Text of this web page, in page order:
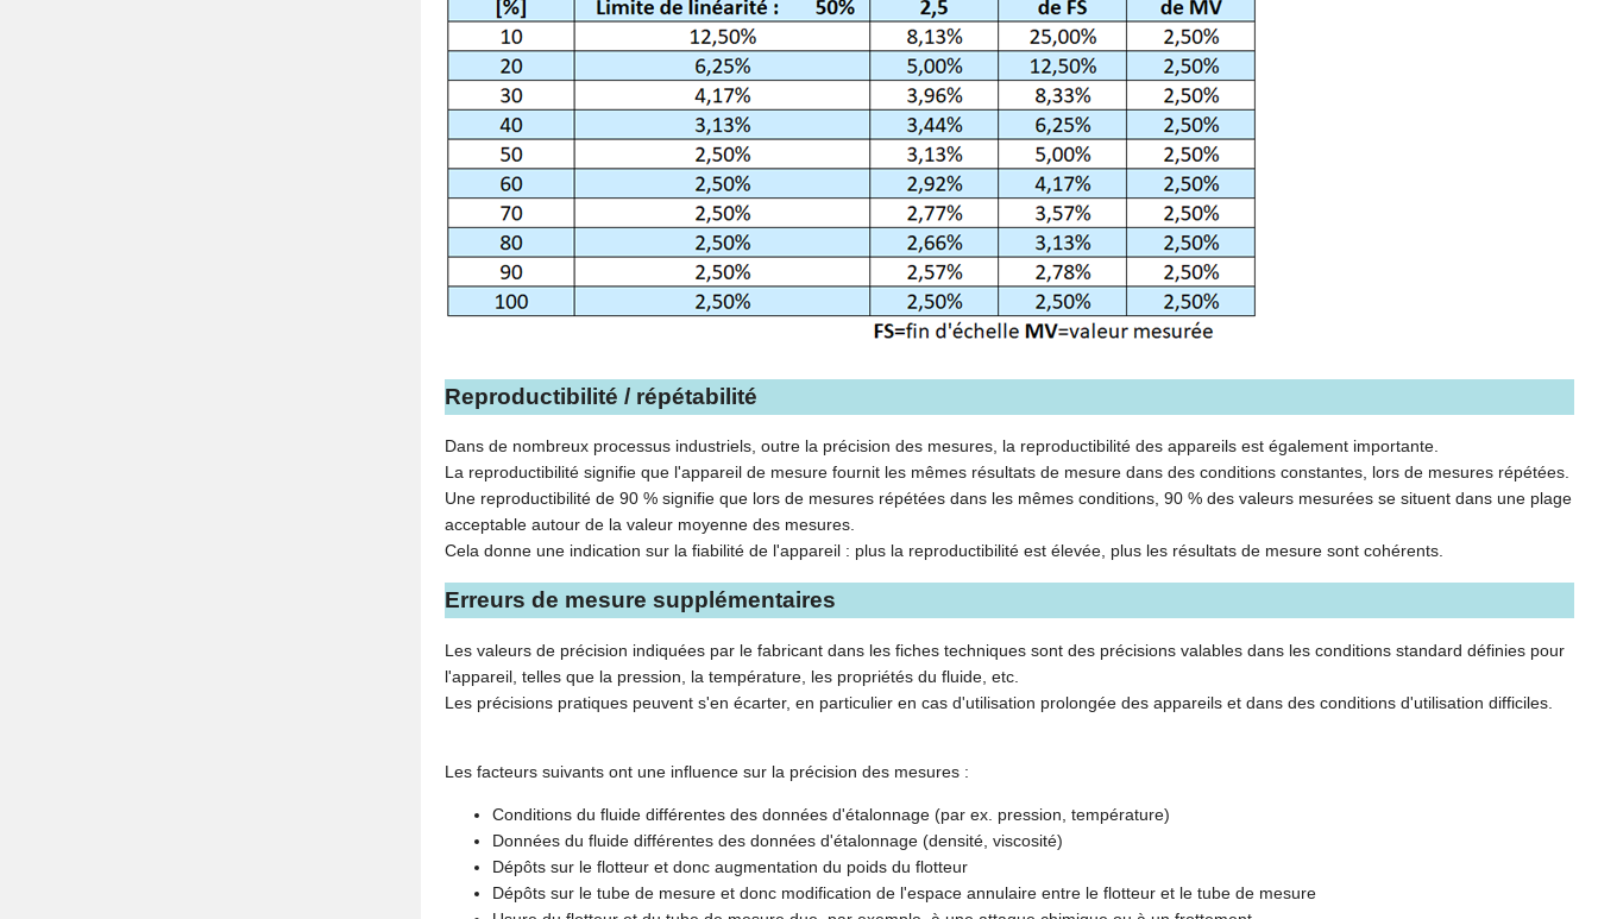
Reproductibilité / répétabilité
Dans de nombreux processus industriels, outre la précision des mesures, la reproductibilité des appareils est également importante.
La reproductibilité signifie que l'appareil de mesure fournit les mêmes résultats de mesure dans des conditions constantes, lors de mesures répétées.
Une reproductibilité de 90 % signifie que lors de mesures répétées dans les mêmes conditions, 90 % des valeurs mesurées se situent dans une plage
acceptable autour de la valeur moyenne des mesures.
Cela donne une indication sur la fiabilité de l'appareil : plus la reproductibilité est élevée, plus les résultats de mesure sont cohérents.
Erreurs de mesure supplémentaires
Les valeurs de précision indiquées par le fabricant dans les fiches techniques sont des précisions valables dans les conditions standard définies pour
l'appareil, telles que la pression, la température, les propriétés du fluide, etc.
Les précisions pratiques peuvent s'en écarter, en particulier en cas d'utilisation prolongée des appareils et dans des conditions d'utilisation difficiles.
Les facteurs suivants ont une influence sur la précision des mesures :
Conditions du fluide différentes des données d'étalonnage (par ex. pression, température)
Données du fluide différentes des données d'étalonnage (densité, viscosité)
Dépôts sur le flotteur et donc augmentation du poids du flotteur
Dépôts sur le tube de mesure et donc modification de l'espace annulaire entre le flotteur et le tube de mesure